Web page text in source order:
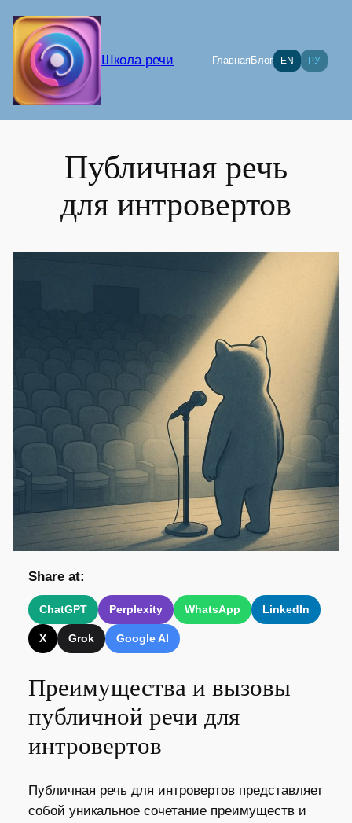
содержимому
Школа речи ГлавнаяБлог EN РУ
Публичная речь
для интровертов
Share at:
ChatGPT Perplexity WhatsApp LinkedIn
X Grok Google AI
Преимущества и вызовы
публичной речи для
интровертов
Публичная речь для интровертов представляет
собой уникальное сочетание преимуществ и